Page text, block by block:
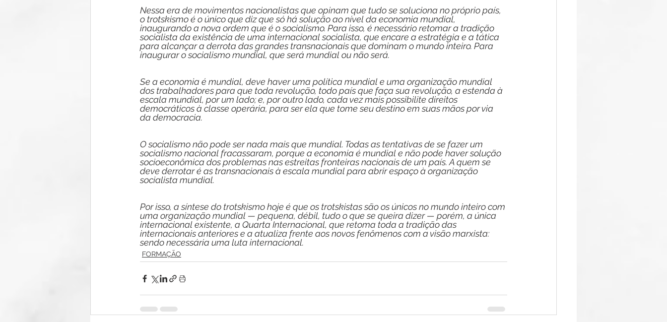
Nessa era de movimentos nacionalistas que opinam que tudo se soluciona no próprio país,
o trotskismo é o único que diz que só há solução ao nível da economia mundial,
inaugurando a nova ordem que é o socialismo. Para isso, é necessário retomar a tradição
socialista da existência de uma internacional socialista, que encare a estratégia e a tática
para alcançar a derrota das grandes transnacionais que dominam o mundo inteiro. Para
inaugurar o socialismo mundial, que será mundial ou não será.
Se a economia é mundial, deve haver uma política mundial e uma organização mundial
dos trabalhadores para que toda revolução, todo país que faça sua revolução, a estenda à
escala mundial, por um lado; e, por outro lado, cada vez mais possibilite direitos
democráticos à classe operária, para ser ela que tome seu destino em suas mãos por via
da democracia.
O socialismo não pode ser nada mais que mundial. Todas as tentativas de se fazer um
socialismo nacional fracassaram, porque a economia é mundial e não pode haver solução
socioeconômica dos problemas nas estreitas fronteiras nacionais de um país. A quem se
deve derrotar é as transnacionais à escala mundial para abrir espaço à organização
socialista mundial.
Por isso, a síntese do trotskismo hoje é que os trotskistas são os únicos no mundo inteiro com
uma organização mundial — pequena, débil, tudo o que se queira dizer — porém, a única
internacional existente, a Quarta Internacional, que retoma toda a tradição das
internacionais anteriores e a atualiza frente aos novos fenômenos com a visão marxista:
sendo necessária uma luta internacional.
FORMAÇÃO